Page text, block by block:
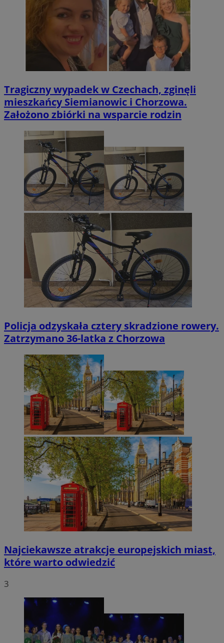
Tragiczny wypadek w Czechach, zginęli
mieszkańcy Siemianowic i Chorzowa.
Założono zbiórki na wsparcie rodzin
Policja odzyskała cztery skradzione rowery.
Zatrzymano 36-latka z Chorzowa
Najciekawsze atrakcje europejskich miast,
które warto odwiedzić
3